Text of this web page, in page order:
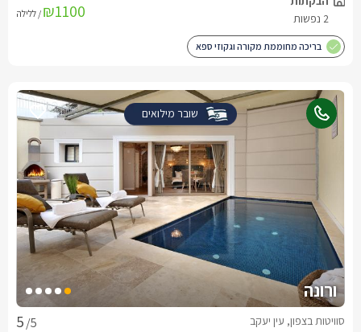
₪1100 / ללילה
בריכה מחוממת מקורה וגקוזי ספא
שובר מילואים
ורונה
/5 סוויטות בצפון, עין יעקב